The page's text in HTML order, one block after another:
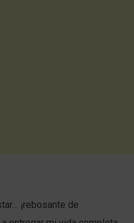
¡rebosante de